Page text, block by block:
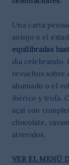
Una carta
antojo o el
equilibradas
día celebrando.
revueltos sobre
ahumado o el
ibérico y trufa.
açaí con
chocolate,
atrevidos.
VER EL MENÚ